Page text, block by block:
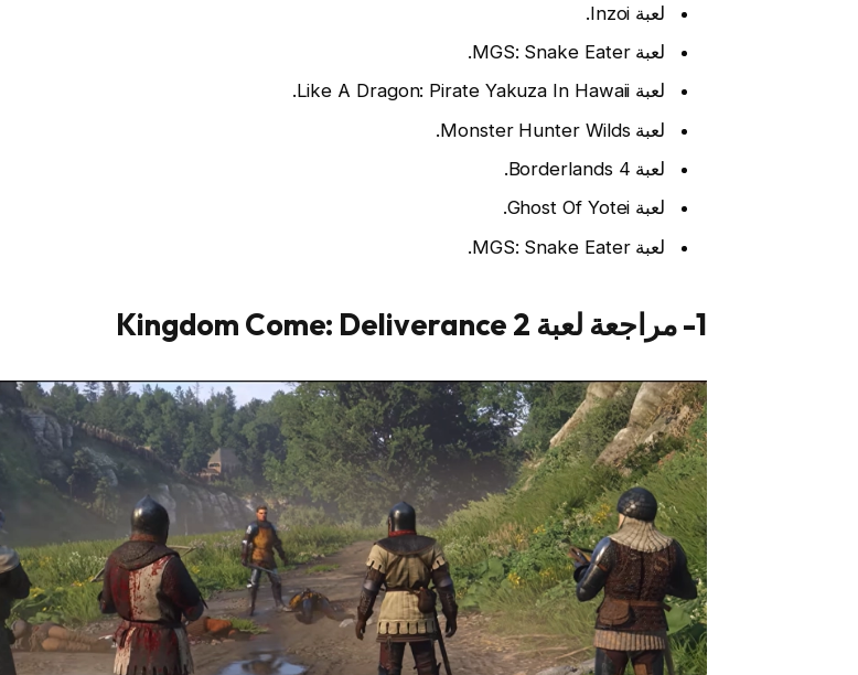
لعبة Inzoi.
لعبة MGS: Snake Eater.
لعبة Like A Dragon: Pirate Yakuza In Hawaii.
لعبة Monster Hunter Wilds.
لعبة Borderlands 4.
لعبة Ghost Of Yotei.
لعبة MGS: Snake Eater.
1- مراجعة لعبة Kingdom Come: Deliverance 2